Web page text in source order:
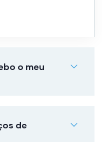
o meu
de